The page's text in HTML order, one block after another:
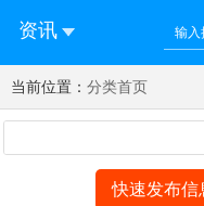
资讯
您好！欢迎来到济南西
合
登录
当前位置： 分类首页
快速发布信